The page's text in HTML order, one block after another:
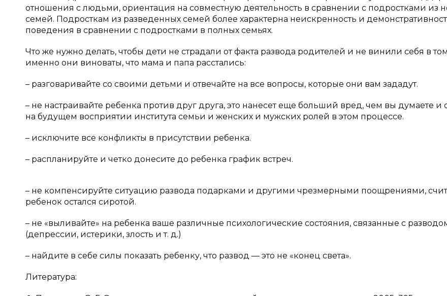
отношения с людьми, ориентация на совместную деятельность в сравнении с подростками из
семей. Подросткам из разведенных семей более характерна неискренность и
поведения в сравнении с подростками в полных семьях.
Что же нужно делать, чтобы дети не страдали от факта развода родителей и не винили себя в
именно они виноваты, что мама и папа расстались:
– разговаривайте со своими детьми и отвечайте на все вопросы, которые они вам зададут.
– не настраивайте ребенка против друг друга, это нанесет еще больший вред, чем вы думаете и
на будущем восприятии института семьи и женских и мужских ролей в этом процессе.
– исключите все конфликты в присутствии ребенка.
– распланируйте и четко донесите до ребенка график встреч.
– не компенсируйте ситуацию развода подарками и другими чрезмерными поощрениями,
ребенок остался сиротой.
– не «выливайте» на ребенка ваше различные психологические состояния, связанные с
(депрессии, истерики, злость и т. д.)
– найдите в себе силы показать ребенку, что развод — это не «конец света».
Литература: